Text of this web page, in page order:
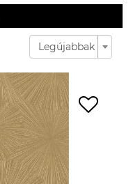
Legújabbak